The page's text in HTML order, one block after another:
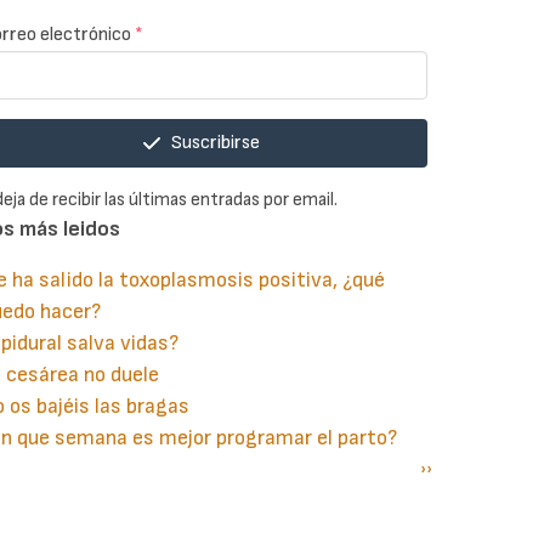
electrónico *
Suscribirse
de recibir las últimas entradas por email.
más leidos
ha salido la toxoplasmosis positiva, ¿qué
hacer?
salva vidas?
cesárea no duele
os bajéis las bragas
que semana es mejor programar el parto?
Siguiente
››